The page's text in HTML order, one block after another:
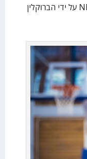
(!) ריבאונדים. פחות משנתיים מאוחר יותר, הוא ייבחר בדראפט ה-NBA על ידי הברוקלין